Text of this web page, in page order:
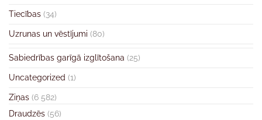
Tiecības (34)
Uzrunas un vēstījumi (80)
Sabiedrības garīgā izglītošana (25)
Uncategorized (1)
Ziņas (6 582)
Draudzēs (56)